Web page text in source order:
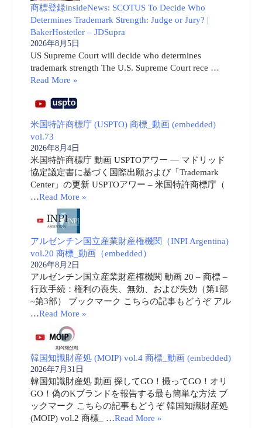
商標登録insideNews: SCOTUS To Decide Who
Determines Trademark Strength: Judge or Jury? |
BakerHostetler – JDSupra
2026年8月5日
US Supreme Court will decide who determines
trademark strength The U.S. Supreme Court rece …
Read More »
米国特許商標庁 (USPTO) 商標_動画 (embedded)
vol.73
2026年8月4日
米国特許商標庁 動画 USPTOアワー ― マドリッド
協定議定書に基づく国際出願および「Trademark
Center」の更新 USPTOアワー – 米国特許商標庁（
…Read More »
アルゼンチン国立産業財産権機関（INPI Argentina)
vol.20 商標_動画（embedded）
2026年8月2日
アルゼンチン国立産業財産権機関 動画 20 – 商標 –
行政手続：権利の喪失、無効、および失効（第1部
~第3部） ブックマーク こちらの記事もどうぞ アル
…Read More »
韓国知識財産処 (MOIP) vol.4 商標_動画 (embedded)
2026年7月31日
韓国知識財産処 動画 探してGO！撮ってGO！オリ
GO！偽のKブランドを報告する最も簡単な方法 ブ
ックマーク こちらの記事もどうぞ 韓国知識財産処
(MOIP) vol.2 商標_ …Read More »